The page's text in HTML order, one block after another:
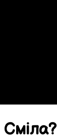
Сміла?